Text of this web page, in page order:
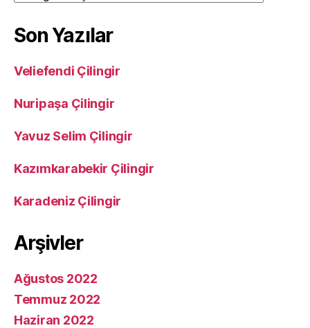
Son Yazılar
Veliefendi Çilingir
Nuripaşa Çilingir
Yavuz Selim Çilingir
Kazımkarabekir Çilingir
Karadeniz Çilingir
Arşivler
Ağustos 2022
Temmuz 2022
Haziran 2022